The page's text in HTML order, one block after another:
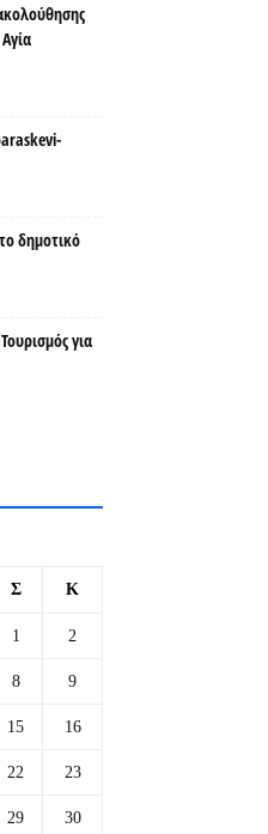
δημοτικό
για
Σ Κ
1 2
8 9
15 16
22 23
29 30